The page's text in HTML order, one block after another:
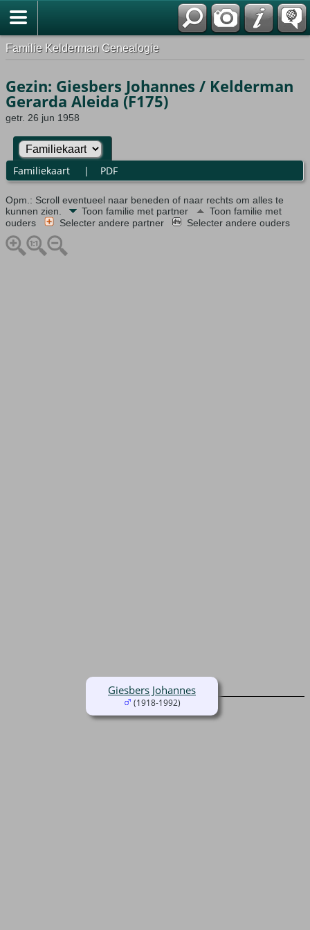
Familie Kelderman Genealogie
Gezin: Giesbers Johannes / Kelderman
Gerarda Aleida (F175)
getr. 26 jun 1958
Familiekaart | PDF
Opm.: Scroll eventueel naar beneden of naar rechts om alles te
kunnen zien.
Toon familie met partner
Toon familie met
ouders
Selecter andere partner Selecter andere ouders
Giesbers Johannes
(1918-1992)